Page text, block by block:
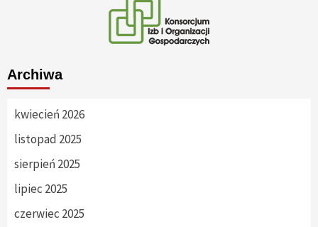
Archiwa
kwiecień 2026
listopad 2025
sierpień 2025
lipiec 2025
czerwiec 2025